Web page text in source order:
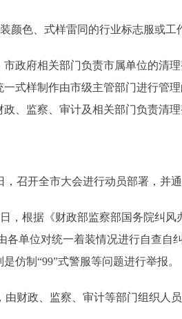
色、式样雷同的行业标志服或工作
府相关部门负责市属单位的清
式样制作由市级主管部门进行管
、监察、审计及相关部门负责清理
召开全市大会进行动员部署，并通
根据《财政部监察部国务院纠风
各单位对统一着装情况进行自查自
仿制“99”式警服等问题进行举报。
财政、监察、审计等部门组织人